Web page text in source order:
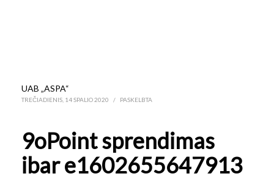
UAB „ASPA“
TREČIADIENIS, 14 SPALIO 2020 / PASKELBTA
9oPoint sprendimas
ibar e1602655647913